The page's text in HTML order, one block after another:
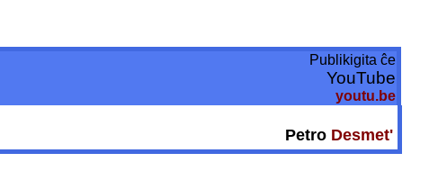
Publikigita ĉe
YouTube
youtu.be
Petro Desmet'